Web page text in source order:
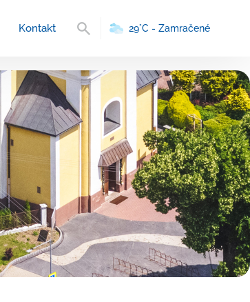
Kontakt Vyhľadávanie
29°C - Zamračené